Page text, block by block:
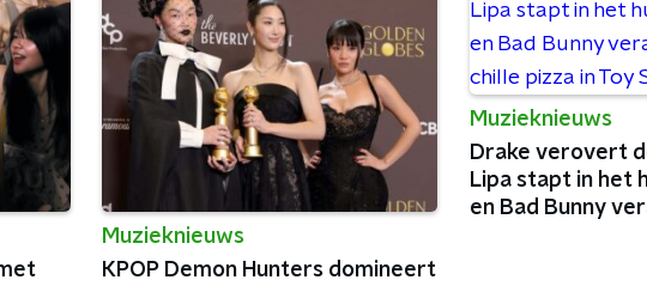
Muzieknieuws
KPOP Demon Hunters domineert
Muzieknieuws
Drake verovert
Lipa stapt in het
en Bad Bunny